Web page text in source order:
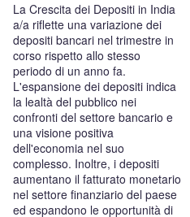
La Crescita dei Depositi in India
a/a riflette una variazione dei
depositi bancari nel trimestre in
corso rispetto allo stesso
periodo di un anno fa.
L'espansione dei depositi indica
la lealtà del pubblico nei
confronti del settore bancario e
una visione positiva
dell'economia nel suo
complesso. Inoltre, i depositi
aumentano il fatturato monetario
nel settore finanziario del paese
ed espandono le opportunità di